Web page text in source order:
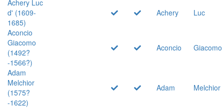
Achery Luc
d' (1609-
1685)
Achery
Luc
Aconcio
Giacomo
(1492?
-1566?)
Aconcio Giacomo
Adam
Melchior
(1575?
-1622)
Adam Melchior